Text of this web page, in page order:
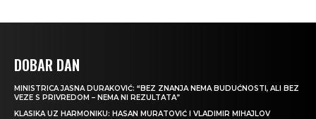
DOBAR DAN
MINISTRICA JASNA DURAKOVIĆ: “BEZ ZNANJA NEMA BUDUĆNOSTI, ALI BEZ
VEZE S PRIVREDOM – NEMA NI REZULTATA”
KLASIKA UZ HARMONIKU: HASAN MURATOVIĆ I VLADIMIR MIHAJLOV